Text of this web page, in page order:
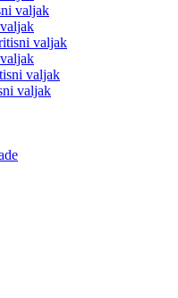
valjak
valjak
valjak
valjak